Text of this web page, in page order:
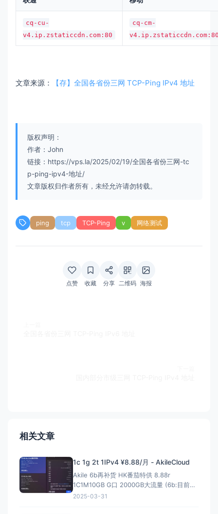
cq-cu-
v4.ip.zstaticcdn.com:80
cq-cm-
文章来源： 【存】全国各省份三网 TCP-Ping IPv4 地址
版权声明：
作者：John
链接：https://vps.la/2025/02/19/全国各省份三网-tc
p-ping-ipv4-地址/
文章版权归作者所有，未经允许请勿转载。
ping tcp TCP-Ping v 网络测试
点赞 收藏 分享 二维码 海报
相关文章
1c 1g 2t 1IPv4 ¥8.88/月 - AkileCloud
Akile 6b再补货 HK番茄特供 8.88r
1C1M10GB G口 2000GB大流量 (6b:目前HK
已经全部接入retn进行链路测试) 1核小
2025-03-31